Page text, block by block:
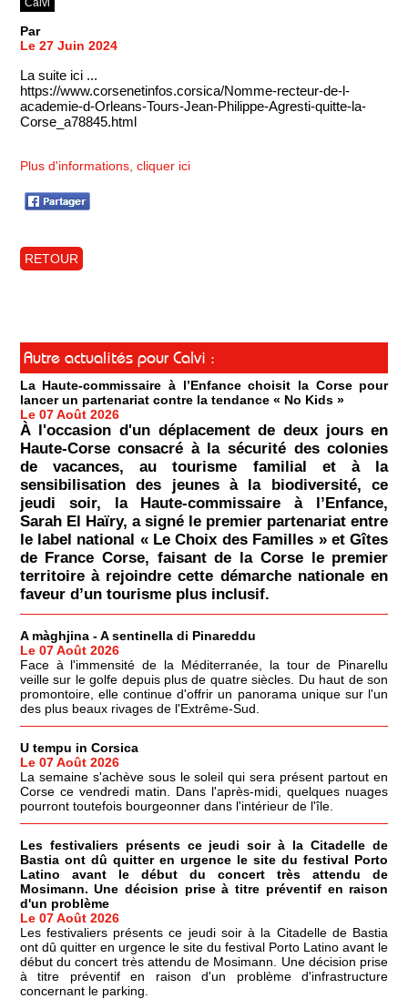
Calvi
Par
Le 27 Juin 2024
La suite ici ...
https://www.corsenetinfos.corsica/Nomme-recteur-de-l-
academie-d-Orleans-Tours-Jean-Philippe-Agresti-quitte-la-
Corse_a78845.html
Plus d'informations, cliquer ici
RETOUR
Autre actualités pour Calvi :
La Haute-commissaire à l’Enfance choisit la Corse pour
lancer un partenariat contre la tendance « No Kids »
Le 07 Août 2026
À l'occasion d'un déplacement de deux jours en
Haute-Corse consacré à la sécurité des colonies
de vacances, au tourisme familial et à la
sensibilisation des jeunes à la biodiversité, ce
jeudi soir, la Haute-commissaire à l’Enfance,
Sarah El Haïry, a signé le premier partenariat entre
le label national « Le Choix des Familles » et Gîtes
de France Corse, faisant de la Corse le premier
territoire à rejoindre cette démarche nationale en
faveur d’un tourisme plus inclusif.
A màghjina - A sentinella di Pinareddu
Le 07 Août 2026
Face à l'immensité de la Méditerranée, la tour de Pinarellu
veille sur le golfe depuis plus de quatre siècles. Du haut de son
promontoire, elle continue d'offrir un panorama unique sur l'un
des plus beaux rivages de l'Extrême-Sud.
U tempu in Corsica
Le 07 Août 2026
La semaine s'achève sous le soleil qui sera présent partout en
Corse ce vendredi matin. Dans l'après-midi, quelques nuages
pourront toutefois bourgeonner dans l'intérieur de l'île.
Les festivaliers présents ce jeudi soir à la Citadelle de
Bastia ont dû quitter en urgence le site du festival Porto
Latino avant le début du concert très attendu de
Mosimann. Une décision prise à titre préventif en raison
d'un problème
Le 07 Août 2026
Les festivaliers présents ce jeudi soir à la Citadelle de Bastia
ont dû quitter en urgence le site du festival Porto Latino avant le
début du concert très attendu de Mosimann. Une décision prise
à titre préventif en raison d'un problème d'infrastructure
concernant le parking.